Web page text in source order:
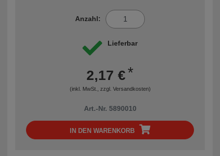
Anzahl:
Lieferbar
2,17 €*
(inkl. MwSt., zzgl. Versandkosten)
Art.-Nr. 5890010
IN DEN WARENKORB